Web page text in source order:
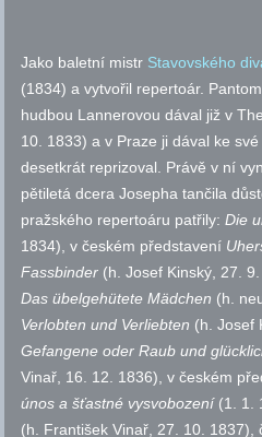
Jako baletní mistr Stavovského
(1834) a vytvořil repertoár.
hudbou Lannerovou dával již v
10. 1833) a v Praze ji dával ke
desetkrát reprizoval. Právě v ní
pětiletá dcera Josepha tančila
pražského repertoáru patřily:Die
1834), v českém představení
Fassbinder (h. Josef Kinský, 27.
Das übelgehütete Mädchen (h.
Verlobten und Verliebten (h. Josef
Gefangene oder Raub und
Vinař, 16. 12. 1836), v českém
únos a šťastné vysvobození (1. 1.
(h. František Vinař, 27. 10.